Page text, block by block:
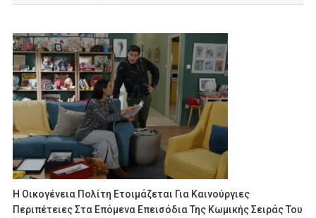
Η Οικογένεια Πολίτη Ετοιμάζεται Για Καινούργιες
Περιπέτειες Στα Επόμενα Επεισόδια Της Κωμικής Σειράς Του